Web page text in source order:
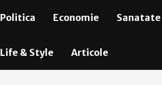
Politica Economie Sanatate
Life & Style Articole